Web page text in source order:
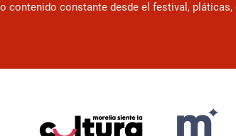
contenido constante desde el festival,